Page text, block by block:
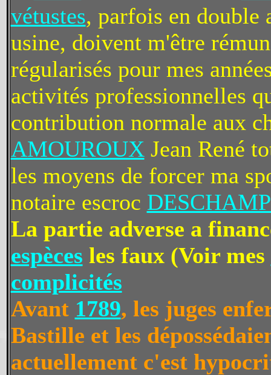
vétustes, parfois en double
usine, doivent m'être
régularisés pour mes
activités professionnelles
contribution normale aux
AMOUROUX Jean René
les moyens de forcer ma
notaire escroc
La partie adverse a
espèces les faux (Voir mes
complicités
Avant 1789, les juges
Bastille et les
actuellement c'est